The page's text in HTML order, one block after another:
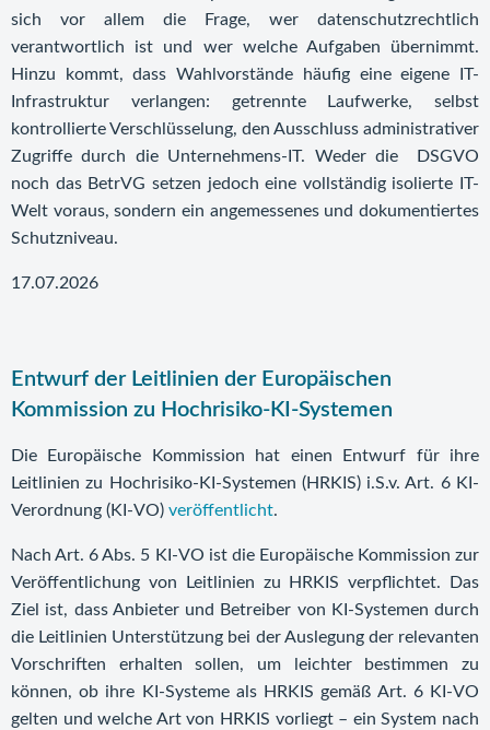
sich vor allem die Frage, wer datenschutzrechtlich
verantwortlich ist und wer welche Aufgaben übernimmt.
Hinzu kommt, dass Wahlvorstände häufig eine eigene IT-
Infrastruktur verlangen: getrennte Laufwerke, selbst
kontrollierte Verschlüsselung, den Ausschluss administrativer
Zugriffe durch die Unternehmens-IT. Weder die DSGVO
noch das BetrVG setzen jedoch eine vollständig isolierte IT-
Welt voraus, sondern ein angemessenes und dokumentiertes
Schutzniveau.
17.07.2026
Entwurf der Leitlinien der Europäischen
Kommission zu Hochrisiko-KI-Systemen
Die Europäische Kommission hat einen Entwurf für ihre
Leitlinien zu Hochrisiko-KI-Systemen (HRKIS) i.S.v. Art. 6 KI-
Verordnung (KI-VO) veröffentlicht.
Nach Art. 6 Abs. 5 KI-VO ist die Europäische Kommission zur
Veröffentlichung von Leitlinien zu HRKIS verpflichtet. Das
Ziel ist, dass Anbieter und Betreiber von KI-Systemen durch
die Leitlinien Unterstützung bei der Auslegung der relevanten
Vorschriften erhalten sollen, um leichter bestimmen zu
können, ob ihre KI-Systeme als HRKIS gemäß Art. 6 KI-VO
gelten und welche Art von HRKIS vorliegt – ein System nach